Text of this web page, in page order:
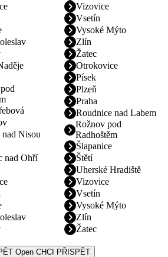
Vizovice
Vsetín
Vysoké Mýto
Zlín
Žatec
nad Nisou
nad Ohří
Otrokovice
Písek
Plzeň
Praha
Roudnice nad Labem
Rožnov pod
Radhoštěm
Šlapanice
Štětí
Uherské Hradiště
Vizovice
Vsetín
Vysoké Mýto
Zlín
Žatec
Open CHCI PŘISPĚT